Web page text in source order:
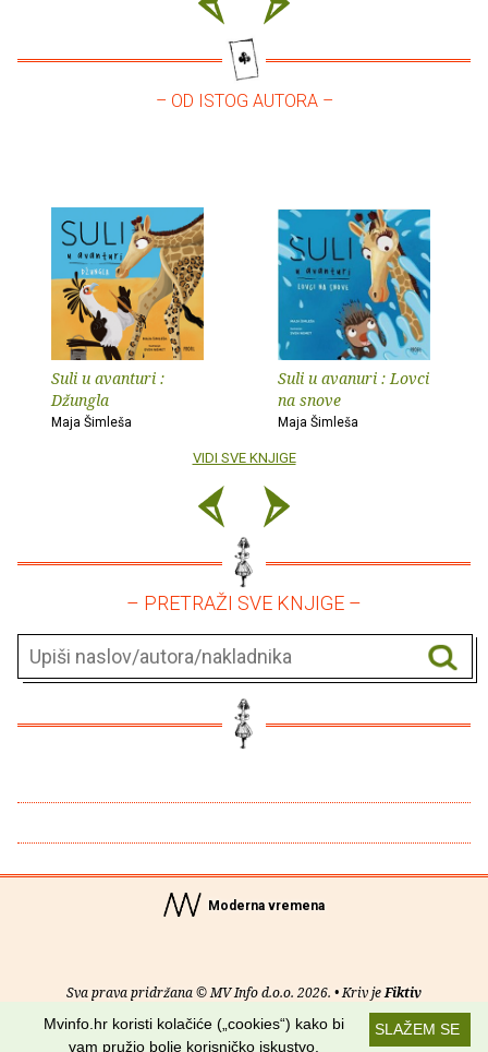
– OD ISTOG AUTORA –
Suli u avanturi :
Džungla
Maja Šimleša
Suli u avanuri : Lovci
na snove
Maja Šimleša
VIDI SVE KNJIGE
– PRETRAŽI SVE KNJIGE –
Moderna vremena
Sva prava pridržana © MV Info d.o.o. 2026. • Kriv jeFiktiv
O nama• Pomoć• Uvjeti korištenja•RSS kanaliSLAŽEM SE
Mvinfo.hr koristi kolačiće („cookies“) kako bi
vam pružio bolje korisničko iskustvo.